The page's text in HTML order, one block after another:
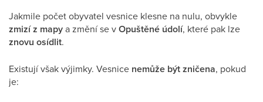
Jakmile počet obyvatel vesnice klesne na nulu, obvykle
zmizí z mapya změní se vOpuštěné údolí, které pak lze
znovu osídlit.
Existují však výjimky. Vesnice nemůže být zničena, pokud
je: